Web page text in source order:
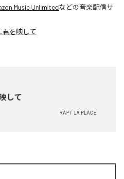
Music Unlimitedなどの音楽配信サ
君を映して
して
RAPT LA PLACE